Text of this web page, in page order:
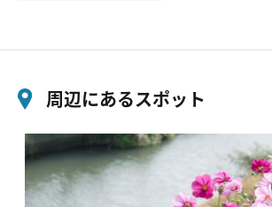
周辺にあるスポット